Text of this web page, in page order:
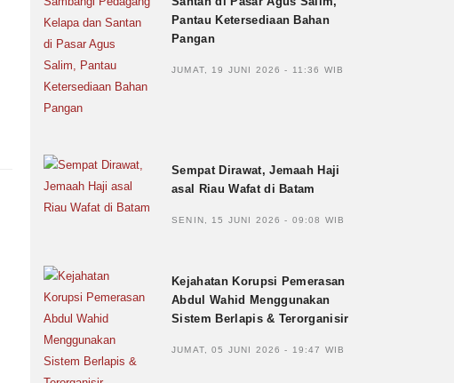
Pantau Ketersediaan Bahan
Pangan
JUMAT, 19 JUNI 2026 - 11:36 WIB
Sempat Dirawat, Jemaah Haji
asal Riau Wafat di Batam
SENIN, 15 JUNI 2026 - 09:08 WIB
Kejahatan Korupsi Pemerasan
Abdul Wahid Menggunakan
Sistem Berlapis & Terorganisir
JUMAT, 05 JUNI 2026 - 19:47 WIB